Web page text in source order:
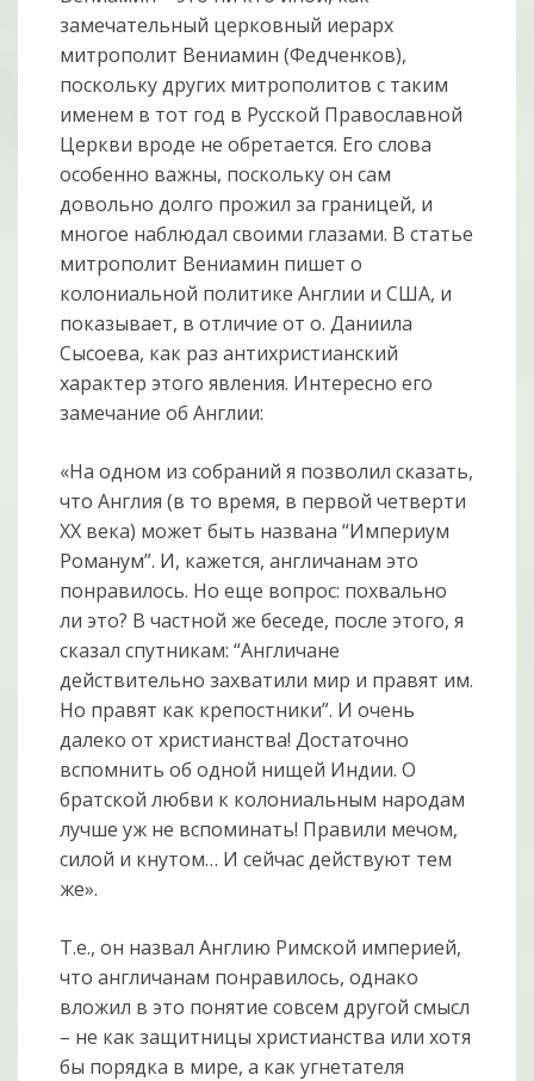
замечательный церковный иерарх
митрополит Вениамин (Федченков),
поскольку других митрополитов с таким
именем в тот год в Русской Православной
Церкви вроде не обретается. Его слова
особенно важны, поскольку он сам
довольно долго прожил за границей, и
многое наблюдал своими глазами. В статье
митрополит Вениамин пишет о
колониальной политике Англии и США, и
показывает, в отличие от о. Даниила
Сысоева, как раз антихристианский
характер этого явления. Интересно его
замечание об Англии:
«На одном из собраний я позволил сказать,
что Англия (в то время, в первой четверти
XX века) может быть названа “Империум
Романум”. И, кажется, англичанам это
понравилось. Но еще вопрос: похвально
ли это? В частной же беседе, после этого, я
сказал спутникам: “Англичане
действительно захватили мир и правят им.
Но правят как крепостники”. И очень
далеко от христианства! Достаточно
вспомнить об одной нищей Индии. О
братской любви к колониальным народам
лучше уж не вспоминать! Правили мечом,
силой и кнутом… И сейчас действуют тем
же».
Т.е., он назвал Англию Римской империей,
что англичанам понравилось, однако
вложил в это понятие совсем другой смысл
– не как защитницы христианства или хотя
бы порядка в мире, а как угнетателя